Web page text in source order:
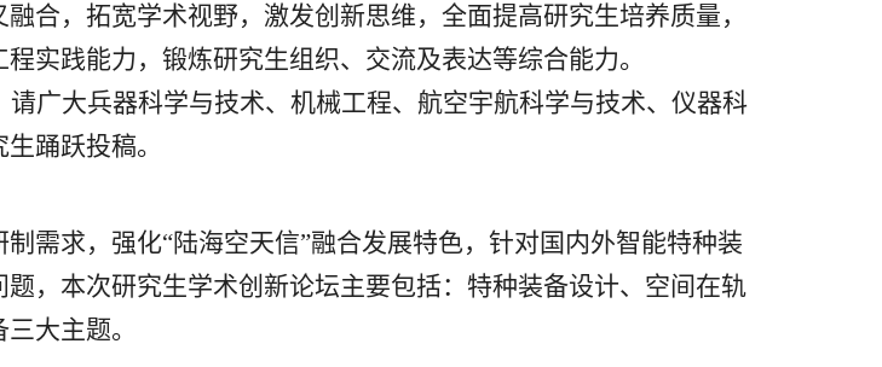
合，拓宽学术视野，激发创新思维，全面提高研究生培养质量，
实践能力，锻炼研究生组织、交流及表达等综合能力。
请广大兵器科学与技术、机械工程、航空宇航科学与技术、仪器科
踊跃投稿。
制需求，强化“陆海空天信”融合发展特色，针对国内外智能特种装
，本次研究生学术创新论坛主要包括：特种装备设计、空间在轨
大主题。